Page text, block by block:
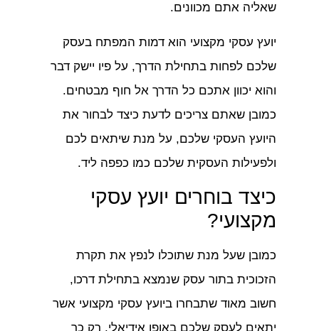
שאליה אתם מכוונים.
יועץ עסקי מקצועי הוא דמות המפתח בעסק
שלכם לפחות בתחילת הדרך, על פיו יישק דבר
והוא יכוון אתכם כל הדרך אל חוף מבטחים.
כמובן שאתם צריכים לדעת כיצד לבחור את
היועץ העסקי שלכם, על מנת שיתאים לכם
ולפעילות העסקית שלכם כמו כפפה ליד.
כיצד בוחרים יועץ עסקי
מקצועי?
כמובן שעל מנת שתוכלו לנפץ את תקרת
הזכוכית בתור עסק שנמצא בתחילת דרכו,
חשוב מאוד שתבחרו ביועץ עסקי מקצועי אשר
יתאים לעסק שלכם באופן אידיאלי. רק כך